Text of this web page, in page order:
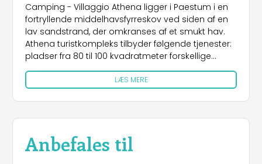
Camping - Villaggio Athena ligger i Paestum i en
fortryllende middelhavsfyrreskov ved siden af en
lav sandstrand, der omkranses af et smukt hav.
Athena turistkompleks tilbyder følgende tjenester:
pladser fra 80 til 100 kvadratmeter forskellige
grupper af moderne sanitære faciliteter med
varme brusere. Murede bungalows med
verandaer for op til 5 personer, alle med
køkkenfaciliteter og varme brusere. Den brede
strand har en enkelt, privat adgang inden for
særligt velegnet til børn, og den skylles af det
klare, blå hav. Den veludstyrede strand har
LÆS MERE
Anbefales til